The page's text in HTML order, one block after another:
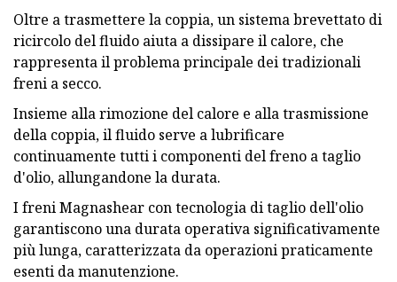
Oltre a trasmettere la coppia, un sistema brevettato di
ricircolo del fluido aiuta a dissipare il calore, che
rappresenta il problema principale dei tradizionali
freni a secco.
Insieme alla rimozione del calore e alla trasmissione
della coppia, il fluido serve a lubrificare
continuamente tutti i componenti del freno a taglio
d'olio, allungandone la durata.
I freni Magnashear con tecnologia di taglio dell'olio
garantiscono una durata operativa significativamente
più lunga, caratterizzata da operazioni praticamente
esenti da manutenzione.